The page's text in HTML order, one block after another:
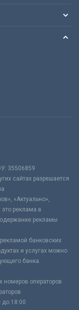
35506859
сайтах разрешается
«Актуально»,
реклама в
рекламы
банковских
и услугах можно
банка.
номеров операторов
до 18:00